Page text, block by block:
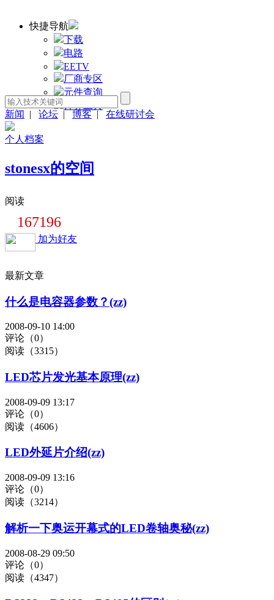
快捷导航
下载
电路
EETV
厂商专区
元件查询
计算工具
新闻
| 论坛 | 博客 | 在线研讨会
个人档案
stonesx的空间
阅读
167196
加为好友
最新文章
什么是电容器参数？(zz)
2008-09-10 14:00
评论（0）
阅读（3315）
LED芯片发光基本原理(zz)
2008-09-09 13:17
评论（0）
阅读（4606）
LED外延片介绍(zz)
2008-09-09 13:16
评论（0）
阅读（3214）
解析一下奥运开幕式的LED卷轴奥秘(zz)
2008-08-29 09:50
评论（0）
阅读（4347）